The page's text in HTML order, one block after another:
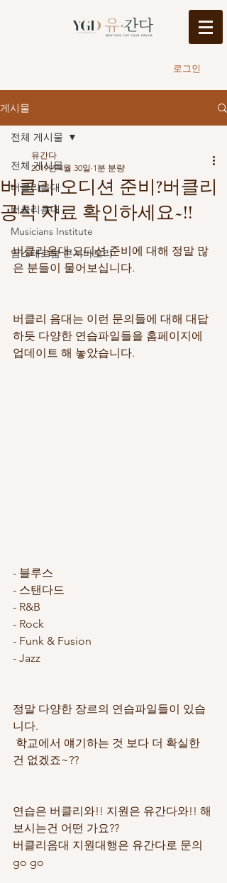
로그인
게시물
전체 게시물
버클리음대
버클리음대
Musicians Institute
암스테르담 콘서바토리
전체 게시물
버클리 오디션 준비?버클리
공식 자료 확인하세요~!!
유간다
2019년 4월 30일 1분 분량
버클리음대 오디션 준비에 대해 정말 많
은 분들이 물어보십니다.
버클리 음대는 이런 문의들에 대해 대답
하듯 다양한 연습파일들을 홈페이지에
업데이트 해 놓았습니다.
- 블루스
- 스탠다드
- R&B
- Rock
- Funk & Fusion
- Jazz
정말 다양한 장르의 연습파일들이 있습
니다.
건 없겠죠~??
연습은 버클리와!! 지원은 유간다와!! 해
보시는건 어떤 가요??
버클리음대 지원대행은 유간다로 문의
go go